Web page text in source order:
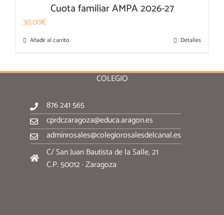
Cuota familiar AMPA 2026-27
30,00€
Añadir al carrito Detalles
COLEGIO
876 241 565
cprdczaragoza@educa.aragon.es
adminrosales@colegiorosalesdelcanal.es
C/ San Juan Bautista de la Salle, 21
C.P. 50012 · Zaragoza